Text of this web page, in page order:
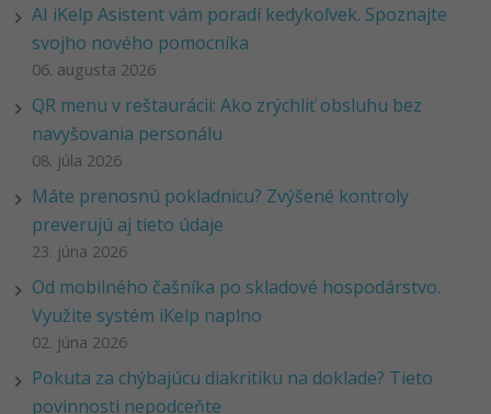
AI iKelp Asistent vám poradí kedykoľvek. Spoznajte
svojho nového pomocníka
06. augusta 2026
QR menu v reštaurácii: Ako zrýchliť obsluhu bez
navyšovania personálu
08. júla 2026
Máte prenosnú pokladnicu? Zvýšené kontroly
preverujú aj tieto údaje
23. júna 2026
Od mobilného čašníka po skladové hospodárstvo.
Využite systém iKelp naplno
02. júna 2026
Pokuta za chýbajúcu diakritiku na doklade? Tieto
povinnosti nepodceňte